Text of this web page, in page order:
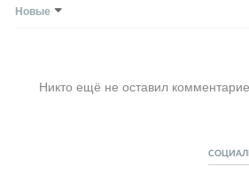
Новые
Никто ещё не оставил